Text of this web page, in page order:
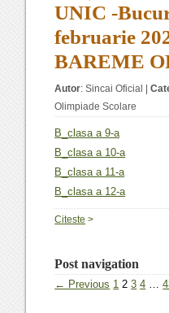
UNIC -
februarie
BAREME
Autor:Sincai Oficial |
Olimpiade Scolare
B_clasa a 9-a
B_clasa a 10-a
B_clasa a 11-a
B_clasa a 12-a
Citeste >
Post navigation
← Previous 1 2 3 4 …